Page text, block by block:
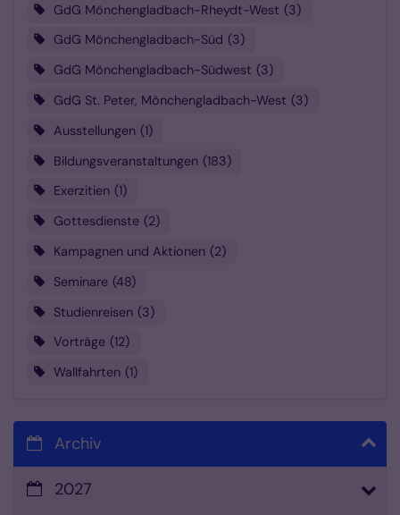
GdG Mönchengladbach-Rheydt-West 3
GdG Mönchengladbach-Süd
3
GdG Mönchengladbach-Südwest 3
GdG St. Peter, Mönchengladbach-West 3
Ausstellungen 1
Bildungsveranstaltungen 183
Exerzitien 1
Gottesdienste 2
Kampagnen und Aktionen 2
Seminare 48
Studienreisen 3
Vorträge 12
Wallfahrten 1
Archiv
2027